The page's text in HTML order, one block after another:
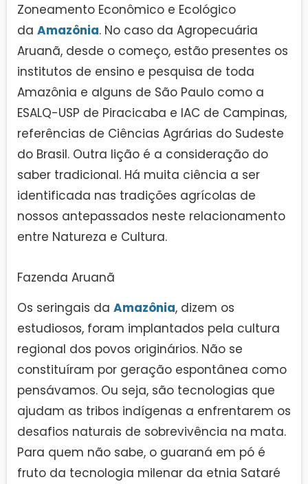
Zoneamento Econômico e Ecológico
da Amazônia. No caso da Agropecuária
Aruanã, desde o começo, estão presentes os
institutos de ensino e pesquisa de toda
Amazônia e alguns de São Paulo como a
ESALQ-USP de Piracicaba e IAC de Campinas,
referências de Ciências Agrárias do Sudeste
do Brasil. Outra lição é a consideração do
saber tradicional. Há muita ciência a ser
identificada nas tradições agrícolas de
nossos antepassados neste relacionamento
entre Natureza e Cultura.
Fazenda Aruanã
Os seringais da Amazônia, dizem os
estudiosos, foram implantados pela cultura
regional dos povos originários. Não se
constituíram por geração espontânea como
pensávamos. Ou seja, são tecnologias que
ajudam as tribos indígenas a enfrentarem os
desafios naturais de sobrevivência na mata.
Para quem não sabe, o guaraná em pó é
fruto da tecnologia milenar da etnia Sataré